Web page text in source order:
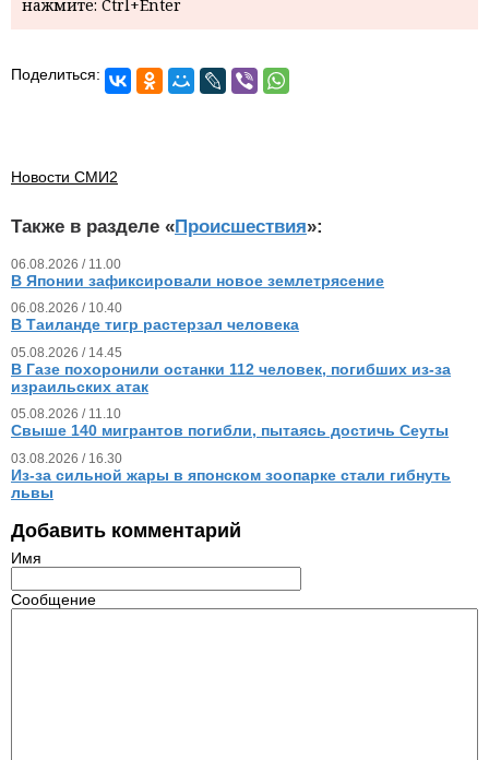
нажмите: Ctrl+Enter
Поделиться:
Новости СМИ2
Также в разделе «Происшествия»:
06.08.2026 / 11.00
В Японии зафиксировали новое землетрясение
06.08.2026 / 10.40
В Таиланде тигр растерзал человека
05.08.2026 / 14.45
В Газе похоронили останки 112 человек, погибших из‑за
израильских атак
05.08.2026 / 11.10
Свыше 140 мигрантов погибли, пытаясь достичь Сеуты
03.08.2026 / 16.30
Из‑за сильной жары в японском зоопарке стали гибнуть
львы
Добавить комментарий
Имя
Сообщение